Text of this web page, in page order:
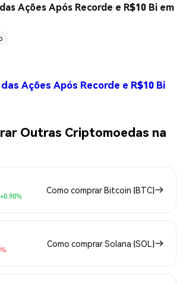
Ações Após Recorde e R$10 Bi em
Ações Após Recorde e R$10 Bi
Outras Criptomoedas na
+0.90%
Como comprar Bitcoin (BTC)
Como comprar Solana (SOL)